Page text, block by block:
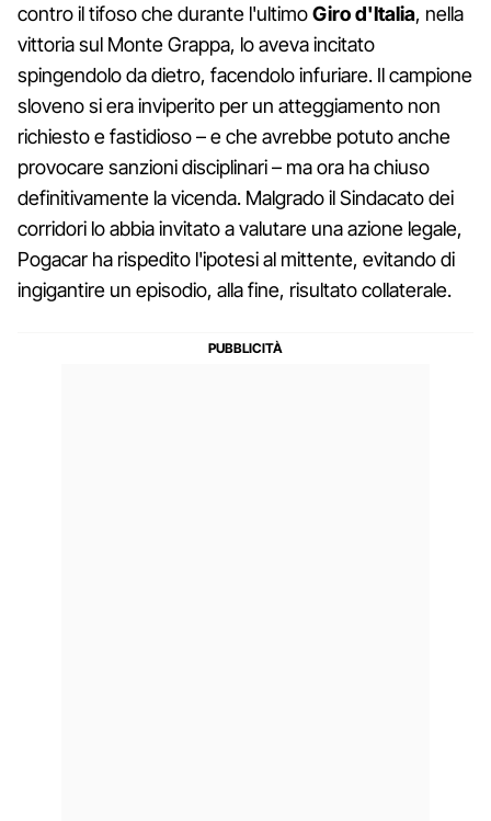
contro il tifoso che durante l'ultimoGiro d'Italia, nella
vittoria sul Monte Grappa, lo aveva incitato
spingendolo da dietro, facendolo infuriare. Il campione
sloveno si era inviperito per un atteggiamento non
richiesto e fastidioso – e che avrebbe potuto anche
provocare sanzioni disciplinari – ma ora ha chiuso
definitivamente la vicenda. Malgrado il Sindacato dei
corridori lo abbia invitato a valutare una azione legale,
Pogacar ha rispedito l'ipotesi al mittente, evitando di
ingigantire un episodio, alla fine, risultato collaterale.